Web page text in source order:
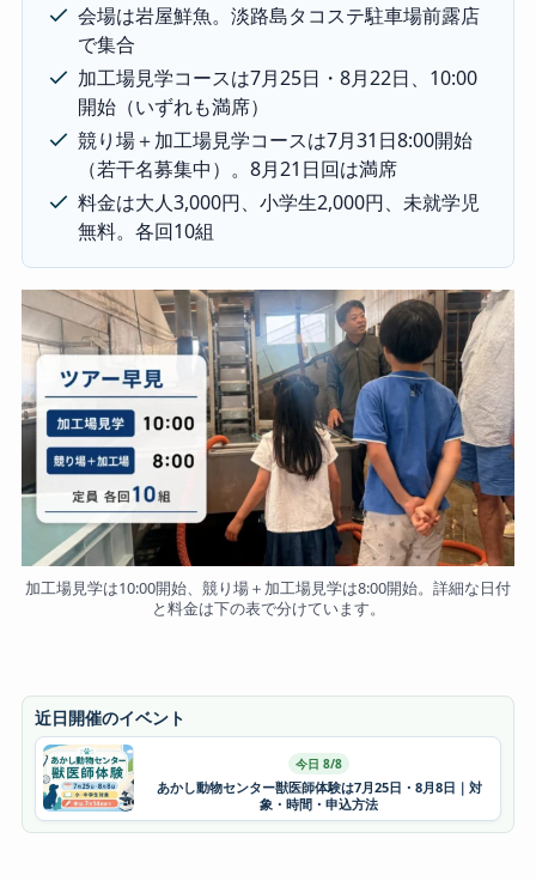
会場は岩屋鮮魚。淡路島タコステ駐車場前露店
で集合
加工場見学コースは7月25日・8月22日、10:00
開始（いずれも満席）
競り場＋加工場見学コースは7月31日8:00開始
（若干名募集中）。8月21日回は満席
料金は大人3,000円、小学生2,000円、未就学児
無料。各回10組
加工場見学は10:00開始、競り場＋加工場見学は8:00開始。詳細な日付
と料金は下の表で分けています。
近日開催のイベント
今日 8/8
あかし動物センター獣医師体験は7月25日・8月8日｜対
象・時間・申込方法